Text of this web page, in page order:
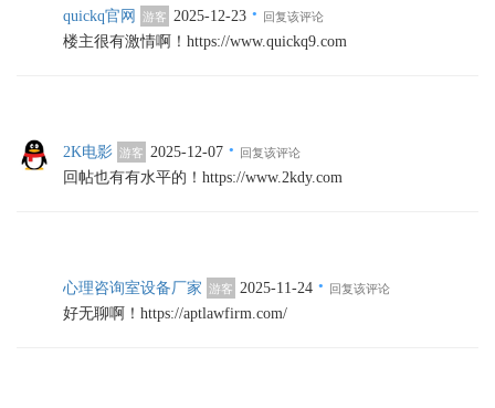
quickq官网 游客 2025-12-23 · 回复该评论
楼主很有激情啊！https://www.quickq9.com
2K电影 游客 2025-12-07 · 回复该评论
回帖也有有水平的！https://www.2kdy.com
心理咨询室设备厂家 游客 2025-11-24 · 回复该评论
好无聊啊！https://aptlawfirm.com/